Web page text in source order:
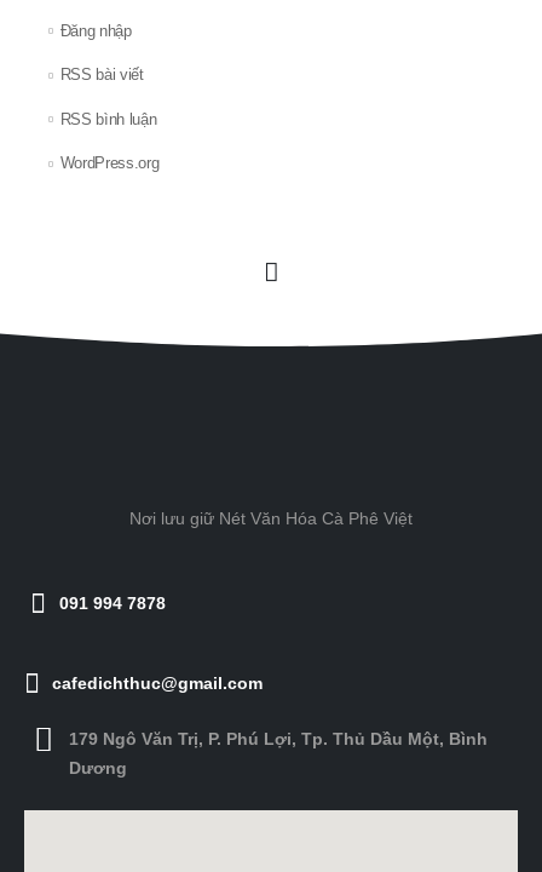
Đăng nhập
RSS bài viết
RSS bình luận
WordPress.org
Nơi lưu giữ Nét Văn Hóa Cà Phê Việt
091 994 7878
cafedichthuc@gmail.com
179 Ngô Văn Trị, P. Phú Lợi, Tp. Thủ Dầu Một, Bình
Dương